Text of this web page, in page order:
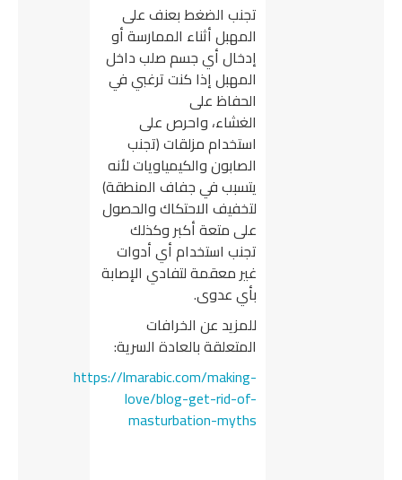
تجنب الضغط بعنف على
المهبل أثناء الممارسة أو
إدخال أي جسم صلب داخل
المهبل إذا كنت ترغبي في
الحفاظ على
الغشاء، واحرص على
استخدام مزلقات (تجنب
الصابون والكيمياويات لأنه
يتسبب في جفاف المنطقة)
لتخفيف الاحتكاك والحصول
على متعة أكبر وكذلك
تجنب استخدام أي أدوات
غير معقمة لتفادي الإصابة
بأي عدوى.
للمزيد عن الخرافات
المتعلقة بالعادة السرية:
https://lmarabic.com/making-
love/blog-get-rid-of-
masturbation-myths